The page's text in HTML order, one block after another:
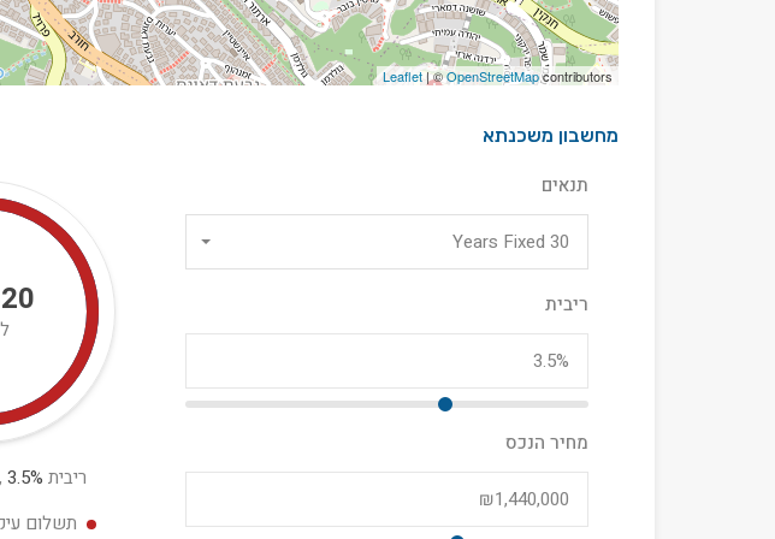
Leaflet| ©OpenStreetMapcontributors
מחשבון משכנתא
תנאים
30 Years Fixed
ריבית
מחיר הנכס
3.5% ריבית
תשלום